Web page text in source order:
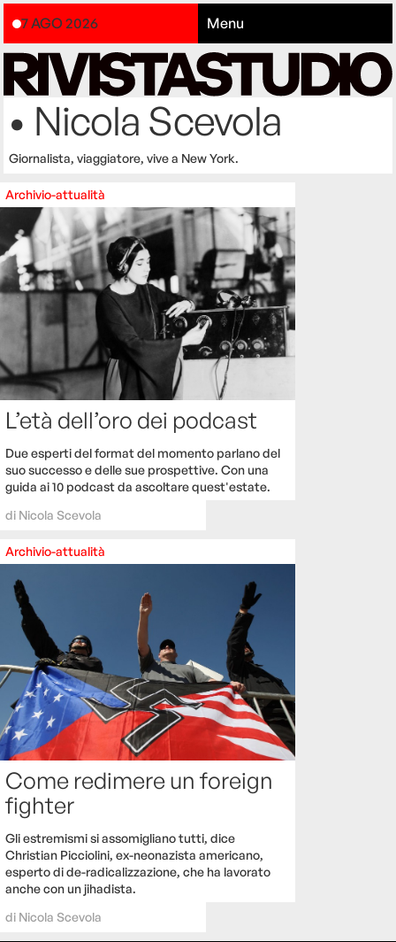
7 AGO 2026 Menu
• Nicola Scevola
Giornalista, viaggiatore, vive a New York.
Archivio-attualità
L’età dell’oro dei podcast
Due esperti del format del momento parlano del
suo successo e delle sue prospettive. Con una
guida ai 10 podcast da ascoltare quest'estate.
di Nicola Scevola
Archivio-attualità
Come redimere un foreign
fighter
Gli estremismi si assomigliano tutti, dice
Christian Picciolini, ex-neonazista americano,
esperto di de-radicalizzazione, che ha lavorato
anche con un jihadista.
di Nicola Scevola